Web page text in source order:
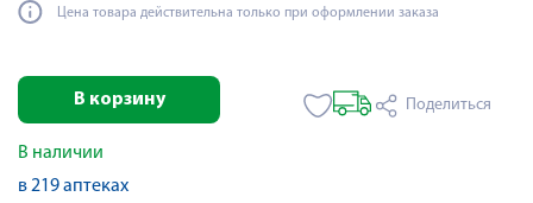
Цена товара действительна только при оформлении заказа
В корзину Поделиться
В наличии
в 219 аптеках